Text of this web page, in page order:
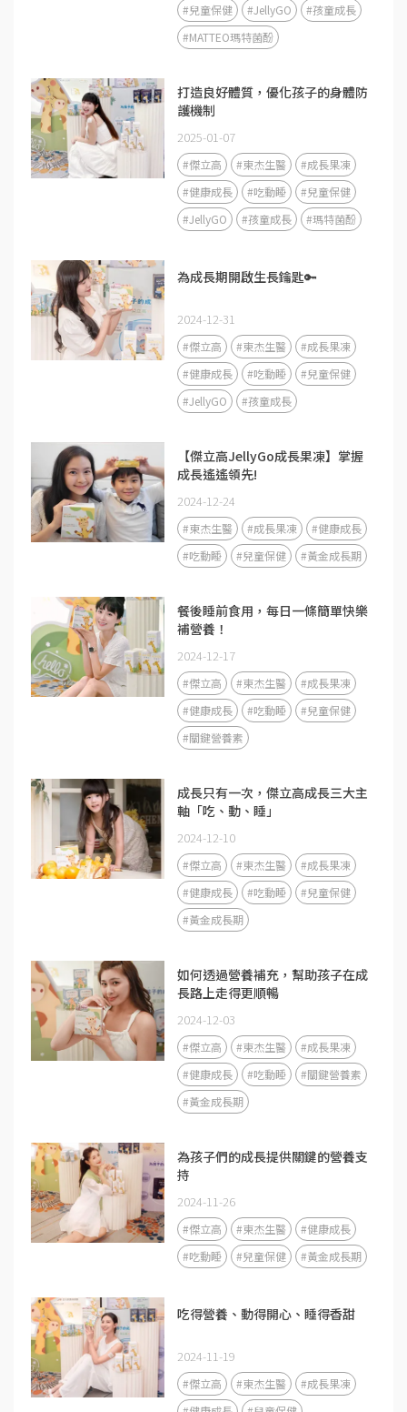
#兒童保健
#JellyGO
#孩童成長
#MATTEO瑪特菌酚
打造良好體質，優化孩子的身體防
護機制
2025-01-07
#傑立高 #東杰生醫
#成長果凍
#健康成長
#吃動睡
#兒童保健
#JellyGO
#孩童成長 #瑪特菌酚
為成長期開啟生長鑰匙🔑
2024-12-31
#傑立高 #東杰生醫
#成長果凍
#健康成長
#吃動睡
#兒童保健
#JellyGO
#孩童成長
【傑立高JellyGo成長果凍】掌握
成長遙遙領先!
2024-12-24
#東杰生醫 #成長果凍
#健康成長
#吃動睡
#兒童保健 #黃金成長期
餐後睡前食用，每日一條簡單快樂
補營養！
2024-12-17
#傑立高 #東杰生醫
#成長果凍
#健康成長
#吃動睡
#兒童保健
#關鍵營養素
成長只有一次，傑立高成長三大主
軸「吃、動、睡」
2024-12-10
#傑立高 #東杰生醫
#成長果凍
#健康成長
#吃動睡
#兒童保健
#黃金成長期
如何透過營養補充，幫助孩子在成
長路上走得更順暢
2024-12-03
#傑立高 #東杰生醫
#成長果凍
#健康成長
#吃動睡
#關鍵營養素
#黃金成長期
為孩子們的成長提供關鍵的營養支
持
2024-11-26
#傑立高 #東杰生醫
#健康成長
#吃動睡
#兒童保健 #黃金成長期
吃得營養、動得開心、睡得香甜
2024-11-19
#傑立高 #東杰生醫
#成長果凍